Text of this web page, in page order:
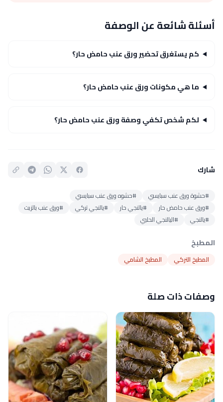
أسئلة شائعة عن الوصفة
كم يستغرق تحضير ورق عنب حامض حار؟
ما هي مكونات ورق عنب حامض حار؟
لكم شخص تكفي وصفة ورق عنب حامض حار؟
شارك
#حشوة ورق عنب سبايسي
#حشوه ورق عنب سبايسي
#ورق عنب حامض حار
#يالنجي حار #يالنجي تركي
#ورق عنب بالزيت
#يالنجي
#اليالنجي الحلبي
المطبخ
المطبخ التركي المطبخ الشامي
وصفات ذات صلة